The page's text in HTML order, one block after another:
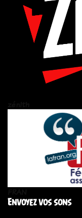
Envoyez vos sons